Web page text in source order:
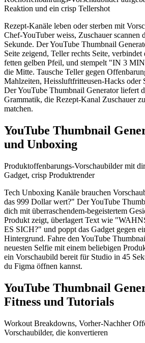
Reaktion und ein crisp Tellershot
Rezept-Kanäle leben oder sterben mit
Chef-YouTuber weiss, Zuschauer scannen
Sekunde. Der YouTube Thumbnail
Seite zeigend, Teller rechts Seite,
fetten gelben Pfeil, und stempelt "IN 3
die Mitte. Tausche Teller gegen
Mahlzeiten, Heissluftfritteusen-Hacks oder
Der YouTube Thumbnail Generator liefert
Grammatik, die Rezept-Kanal Zuschauer
matchen.
YouTube Thumbnail
und Unboxing
Produktoffenbarungs-Vorschaubilder mit
Gadget, crisp Produktrender
Tech Unboxing Kanäle brauchen
das 999 Dollar wert?" Der YouTube
dich mit überraschendem-begeistertem
Produkt zeigt, überlagert Text wie
ES SICH?" und poppt das Gadget gegen
Hintergrund. Fahre den YouTube
neuesten Selfie mit einem beliebigen
ein Vorschaubild bereit für Studio in 45
du Figma öffnen kannst.
YouTube Thumbnail
Fitness und Tutorials
Workout Breakdowns, Vorher-Nachher
Vorschaubilder, die konvertieren